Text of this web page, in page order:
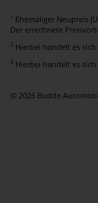
1
Ehemaliger Neupreis
Der errechnete
2 Hierbei handelt es
3 Hierbei handelt es
© 2026 Budde